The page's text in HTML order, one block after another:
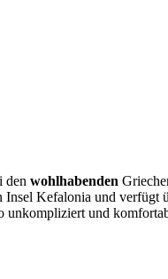
den wohlhabenden
Insel Kefalonia und verfügt
unkompliziert und